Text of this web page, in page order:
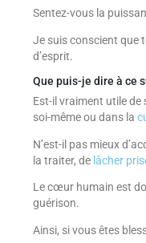
Sentez-vous la
Je suis conscient que
d’esprit.
Que puis-je dire à ce
Est-il vraiment utile de
soi-même ou dans la
N’est-il pas mieux
la traiter, de lâcher
Le cœur humain est
guérison.
Ainsi, si vous êtes